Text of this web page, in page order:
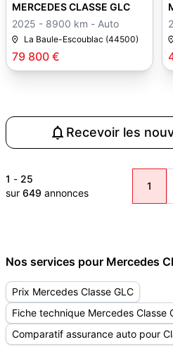
79 800 €
MERCEDES CLASSE GLC
2025 - 8900 km - Auto
La Baule-Escoublac (44500)
Recevoir les
1 - 25
sur 649 annonces
1
Nos services pour Mercedes
Prix Mercedes Classe GLC
Fiche technique Mercedes Classe
Comparatif assurance auto pour